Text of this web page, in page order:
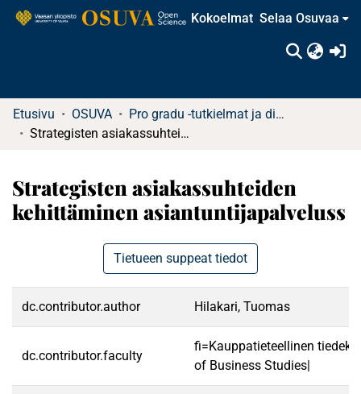
Kokoelmat Selaa Osuvaa
Etusivu OSUVA
Pro gradu -tutkielmat ja diplomityöt
Strategisten asiakassuhteiden kehittäminen asiantuntijapalveluss
Strategisten asiakassuhteiden
kehittäminen asiantuntijapalveluss
Tietueen suppeat tiedot
dc.contributor.author Hilakari, Tuomas
dc.contributor.faculty
fi=Kauppatieteellinen
of Business Studies|